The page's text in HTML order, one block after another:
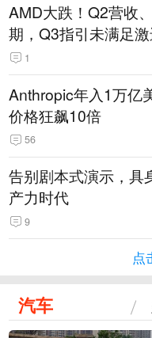
AMD大跌！Q2营收
期，Q3指引未满足
1
Anthropic年入1万亿
价格狂飙10倍
56
告别剧本式演示，具
产力时代
9
点
汽车